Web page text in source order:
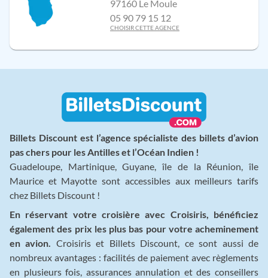
97160 Le Moule
05 90 79 15 12
CHOISIR CETTE AGENCE
Billets Discount est l’agence spécialiste des billets d’avion
pas chers pour les Antilles et l’Océan Indien !
Guadeloupe, Martinique, Guyane, île de la Réunion, île
Maurice et Mayotte sont accessibles aux meilleurs tarifs
chez Billets Discount !
En réservant votre croisière avec Croisiris, bénéficiez
également des prix les plus bas pour votre acheminement
en avion.
Croisiris et Billets Discount, ce sont aussi de
nombreux avantages : facilités de paiement avec règlements
en plusieurs fois, assurances annulation et des conseillers